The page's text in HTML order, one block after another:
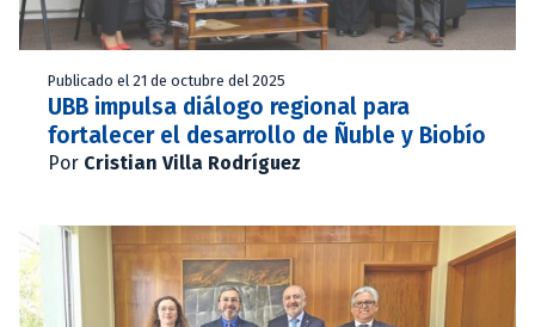
Publicado el 21 de octubre del 2025
UBB impulsa diálogo regional para
fortalecer el desarrollo de Ñuble y Biobío
Por Cristian Villa Rodríguez